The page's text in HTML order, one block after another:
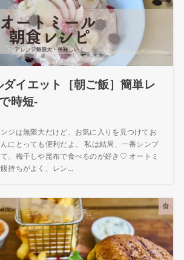
ダイエット［朝ご飯］簡単レ
時短-
ジは無限大だけど、お気に入りを見つけてお
にとっても便利だよ。 私は結局、一番シンプ
、梅干しや昆布で食べるのが好き♡ オートミ
持ちがよく、レン...
食